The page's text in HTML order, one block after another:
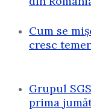
Cum se
cresc
Grupul
prima